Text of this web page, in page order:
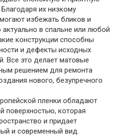
их низкому
избежать бликов и
в спальне или любой
конструкции способны
и дефекты исходных
Все это делает матовые
решением для ремонта
нового, безупречного
пленки обладают
которая
и придает
и современный вид.